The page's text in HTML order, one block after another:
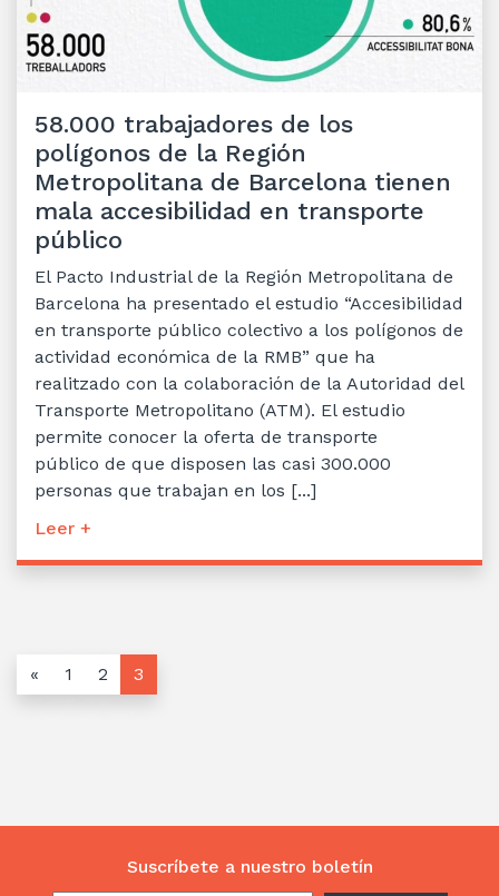
58.000 trabajadores de los
polígonos de la Región
Metropolitana de Barcelona tienen
mala accesibilidad en transporte
público
El Pacto Industrial de la Región Metropolitana de
Barcelona ha presentado el estudio “Accesibilidad
en transporte público colectivo a los polígonos de
actividad económica de la RMB” que ha
realitzado con la colaboración de la Autoridad del
Transporte Metropolitano (ATM). El estudio
permite conocer la oferta de transporte
público de que disposen las casi 300.000
personas que trabajan en los [...]
Leer +
« 1 2 3
Suscríbete a nuestro boletín